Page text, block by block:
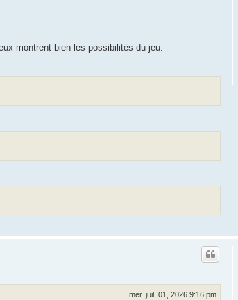
montrent bien les possibilités du jeu.
mer. juil. 01, 2026 9:16 pm